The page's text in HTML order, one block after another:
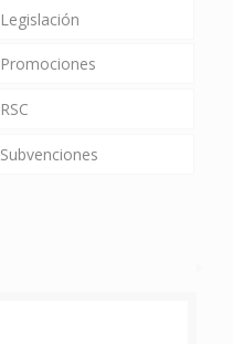
Legislación
Promociones
RSC
Subvenciones